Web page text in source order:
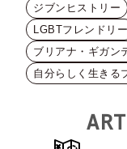
ジブンヒストリー
LGBTフレンドリー
ブリアナ・ギガン
自分らしく生きる